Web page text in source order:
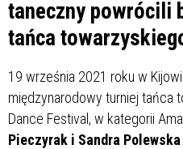
taneczny powrócili
tańca
19 września 2021 roku w
międzynarodowy turniej tańca
Dance Festival, w kategorii
Pieczyrak i Sandra Polewska